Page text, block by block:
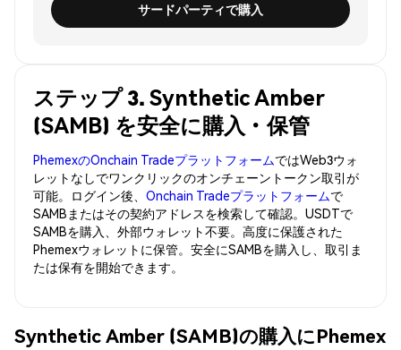
サードパーティで購入
ステップ 3. Synthetic Amber
(SAMB) を安全に購入・保管
PhemexのOnchain TradeプラットフォームではWeb3ウォ
レットなしでワンクリックのオンチェーントークン取引が
可能。ログイン後、 Onchain Tradeプラットフォームで
SAMBまたはその契約アドレスを検索して確認。USDTで
SAMBを購入、外部ウォレット不要。高度に保護された
Phemexウォレットに保管。安全にSAMBを購入し、取引ま
たは保有を開始できます。
Synthetic Amber (SAMB)の購入にPhemex